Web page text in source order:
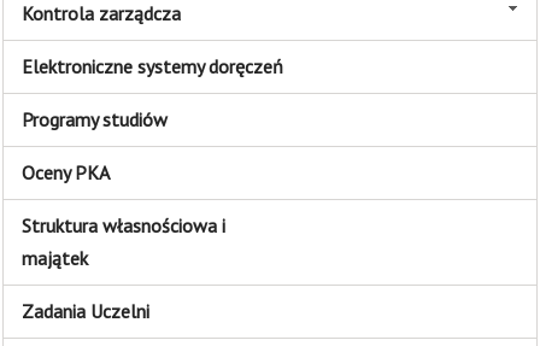
Kontrola zarządcza
Elektroniczne systemy doręczeń
Programy studiów
Oceny PKA
Struktura własnościowa i
majątek
Zadania Uczelni